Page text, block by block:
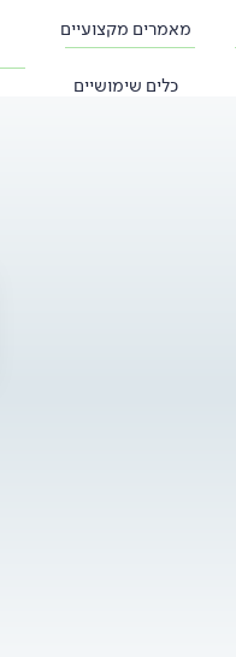
מאמרים מקצועיים
כלים שימושיים